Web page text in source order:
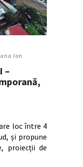
Ion
–
loc între 4
și propune
proiecții de